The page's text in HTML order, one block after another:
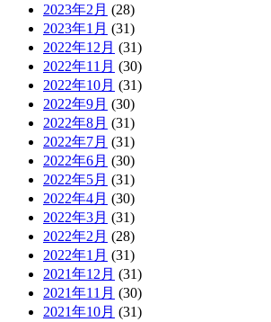
2023年2月 (28)
2023年1月 (31)
2022年12月 (31)
2022年11月 (30)
2022年10月 (31)
2022年9月 (30)
2022年8月 (31)
2022年7月 (31)
2022年6月 (30)
2022年5月 (31)
2022年4月 (30)
2022年3月 (31)
2022年2月 (28)
2022年1月 (31)
2021年12月 (31)
2021年11月 (30)
2021年10月 (31)